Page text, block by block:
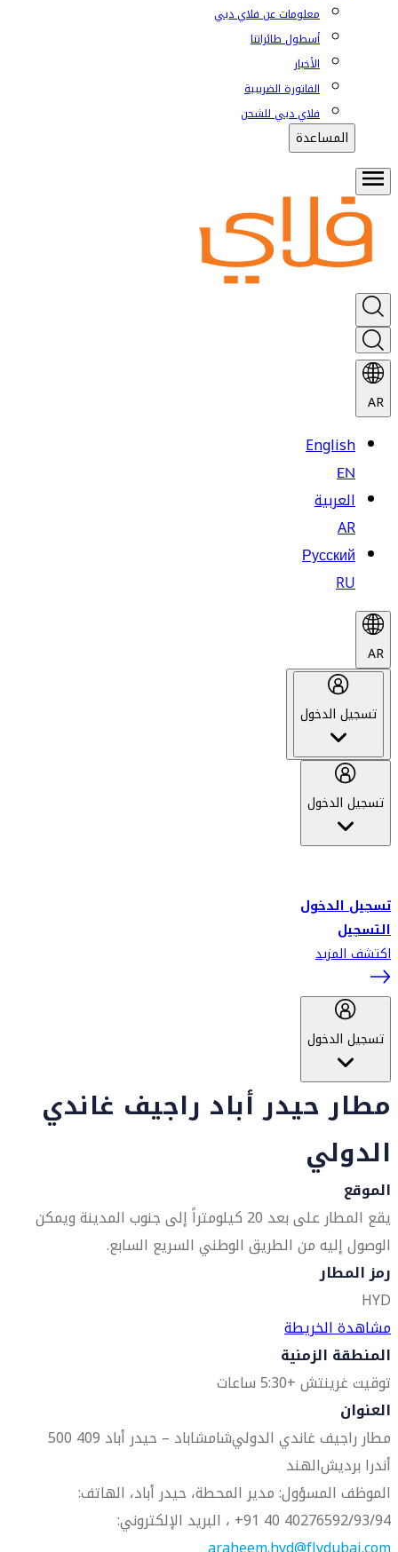
معلومات عن فلاي دبي
أسطول طائراتنا
الأخبار
الفاتورة الضريبية
فلاي دبي للشحن
المساعدة
AR
English
EN
العربية
AR
Русский
RU
AR
تسجيل الدخول
تسجيل الدخول
تسجيل الدخول
التسجيل
اكتشف المزيد
تسجيل الدخول
مطار حيدر أباد راجيف غاندي
الدولي
الموقع
يقع المطار على بعد 20 كيلومتراً إلى جنوب المدينة ويمكن
الوصول إليه من الطريق الوطني السريع السابع.
رمز المطار
HYD
مشاهدة الخريطة
المنطقة الزمنية
توقيت غرينتش +5:30 ساعات
العنوان
مطار راجيف غاندي الدوليشامشاباد – حيدر أباد 409 500
أندرا برديشالهند
الموظف المسؤول: مدير المحطة، حيدر أباد، الهاتف:
40276592/93/94 40 91+ ، البريد الإلكتروني: